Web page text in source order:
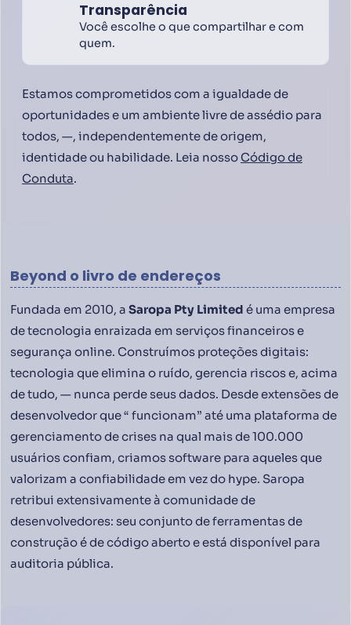
Transparência
Você escolhe o que compartilhar e com
quem.
Estamos comprometidos com a igualdade de
oportunidades e um ambiente livre de assédio para
todos, —, independentemente de origem,
identidade ou habilidade. Leia nossoCódigo de
Conduta.
Beyond o livro de endereços
Fundada em 2010, a Saropa Pty Limited é uma empresa
de tecnologia enraizada em serviços financeiros e
segurança online. Construímos proteções digitais:
tecnologia que elimina o ruído, gerencia riscos e, acima
de tudo, — nunca perde seus dados. Desde extensões de
desenvolvedor que “ funcionam” até uma plataforma de
gerenciamento de crises na qual mais de 100.000
usuários confiam, criamos software para aqueles que
valorizam a confiabilidade em vez do hype. Saropa
retribui extensivamente à comunidade de
desenvolvedores: seu conjunto de ferramentas de
construção é de código aberto e está disponível para
auditoria pública.